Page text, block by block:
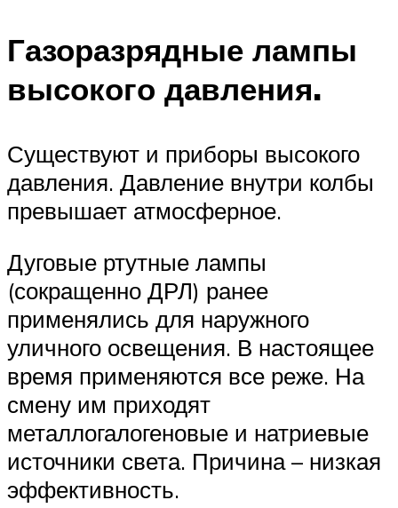
Газоразрядные лампы
высокого давления.
Существуют и приборы высокого
давления. Давление внутри колбы
превышает атмосферное.
Дуговые ртутные лампы
(сокращенно ДРЛ) ранее
применялись для наружного
уличного освещения. В настоящее
время применяются все реже. На
смену им приходят
металлогалогеновые и натриевые
источники света. Причина – низкая
эффективность.